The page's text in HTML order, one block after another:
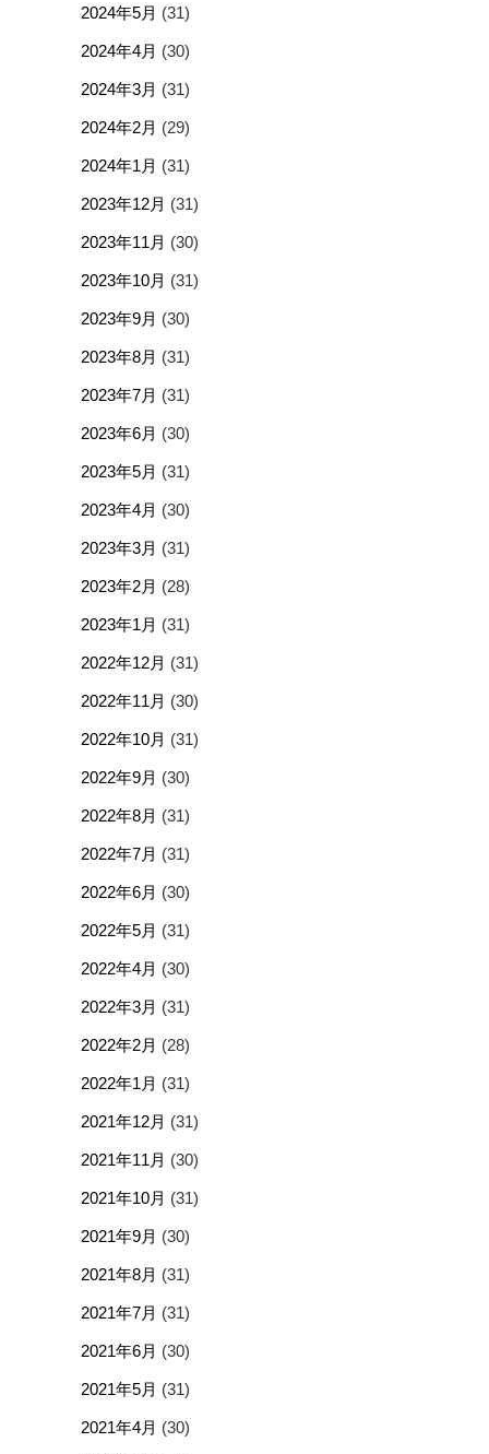
2024年5月 (31)
2024年4月 (30)
2024年3月 (31)
2024年2月 (29)
2024年1月 (31)
2023年12月 (31)
2023年11月 (30)
2023年10月 (31)
2023年9月 (30)
2023年8月 (31)
2023年7月 (31)
2023年6月 (30)
2023年5月 (31)
2023年4月 (30)
2023年3月 (31)
2023年2月 (28)
2023年1月 (31)
2022年12月 (31)
2022年11月 (30)
2022年10月 (31)
2022年9月 (30)
2022年8月 (31)
2022年7月 (31)
2022年6月 (30)
2022年5月 (31)
2022年4月 (30)
2022年3月 (31)
2022年2月 (28)
2022年1月 (31)
2021年12月 (31)
2021年11月 (30)
2021年10月 (31)
2021年9月 (30)
2021年8月 (31)
2021年7月 (31)
2021年6月 (30)
2021年5月 (31)
2021年4月 (30)